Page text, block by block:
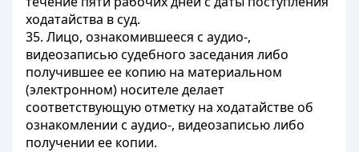
ходатайства в суд.
35. Лицо, ознакомившееся с аудио-,
видеозаписью судебного заседания либо
получившее ее копию на материальном
(электронном) носителе делает
соответствующую отметку на ходатайстве об
ознакомлении с аудио-, видеозаписью либо
получении ее копии.